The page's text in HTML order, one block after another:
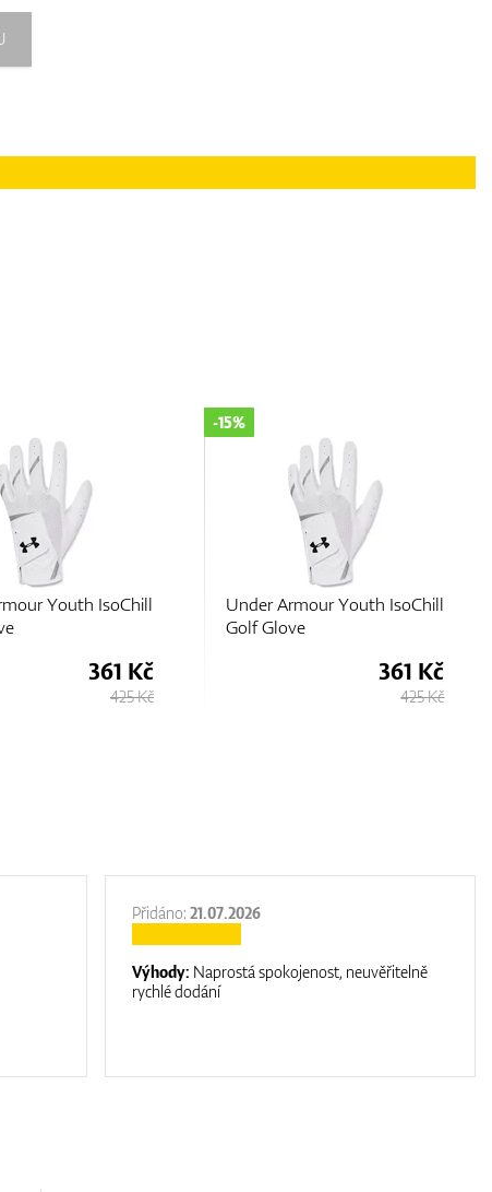
Youth IsoChill
361 Kč
425 Kč
Under Armour Youth IsoChill
Golf Glove
-15%
361 Kč
425 Kč
Přidáno:21.07.2026
Výhody: Naprostá spokojenost, neuvěřitelně
rychlé dodání